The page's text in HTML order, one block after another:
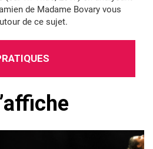
de Madame Bovary vous
de ce sujet.